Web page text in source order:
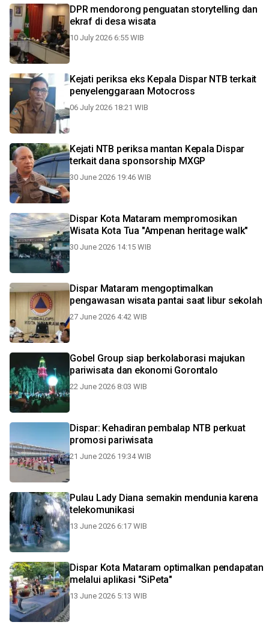
DPR mendorong penguatan storytelling dan
ekraf di desa wisata
10 July 2026 6:55 WIB
Kejati periksa eks Kepala Dispar NTB terkait
penyelenggaraan Motocross
06 July 2026 18:21 WIB
Kejati NTB periksa mantan Kepala Dispar
terkait dana sponsorship MXGP
30 June 2026 19:46 WIB
Dispar Kota Mataram mempromosikan
Wisata Kota Tua "Ampenan heritage walk"
30 June 2026 14:15 WIB
Dispar Mataram mengoptimalkan
pengawasan wisata pantai saat libur sekolah
27 June 2026 4:42 WIB
Gobel Group siap berkolaborasi majukan
pariwisata dan ekonomi Gorontalo
22 June 2026 8:03 WIB
Dispar: Kehadiran pembalap NTB perkuat
promosi pariwisata
21 June 2026 19:34 WIB
Pulau Lady Diana semakin mendunia karena
telekomunikasi
13 June 2026 6:17 WIB
Dispar Kota Mataram optimalkan pendapatan
melalui aplikasi "SiPeta"
13 June 2026 5:13 WIB